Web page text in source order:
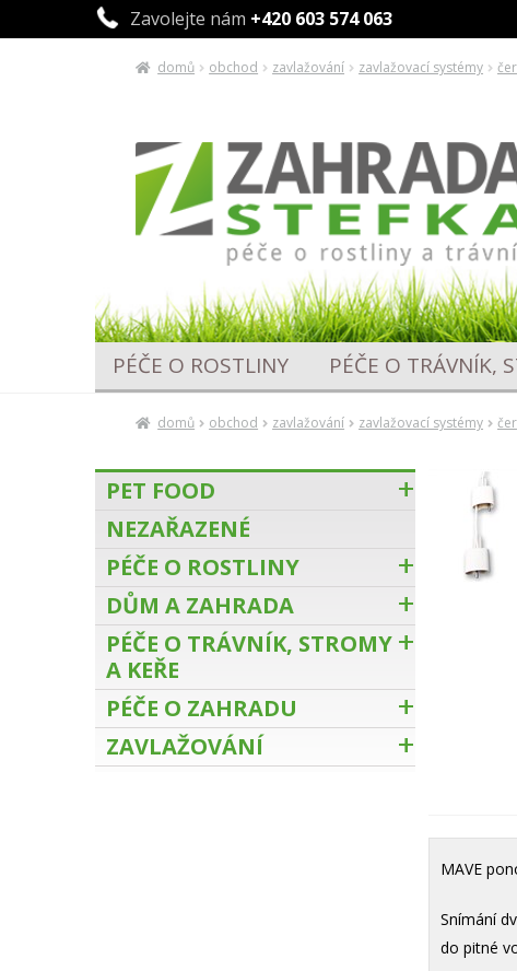
Zavolejte nám +420 603 574 063
domů obchod zavlažování zavlažovací systémy
na
navigaci
k
obsahu
webu
PÉČE O ROSTLINY PÉČE O TRÁVNÍK,
domů obchod zavlažování zavlažovací systémy
MAVE
Snímání
do pitné
PET FOOD
NEZAŘAZENÉ
PÉČE O ROSTLINY
DŮM A ZAHRADA
PÉČE O TRÁVNÍK, STROMY
A KEŘE
PÉČE O ZAHRADU
ZAVLAŽOVÁNÍ